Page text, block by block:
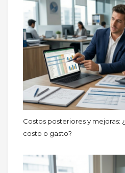
Costos posteriores y mejoras:
costo o gasto?